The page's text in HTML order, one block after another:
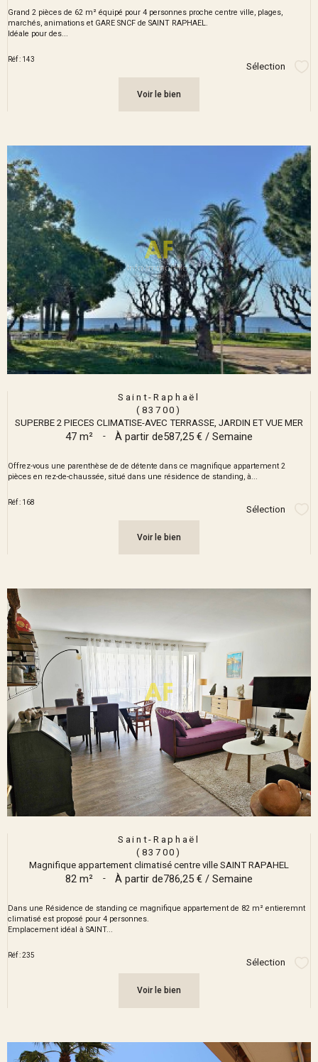
Grand 2 pièces de 62 m² équipé pour 4 personnes proche centre ville, plages,
marchés, animations et GARE SNCF de SAINT RAPHAEL.
Idéale pour des...
Réf : 143
Sélection
Voir le bien
Saint-Raphaël
(83700)
SUPERBE 2 PIECES CLIMATISE-AVEC TERRASSE, JARDIN ET VUE MER
47 m² - À partir de587,25 € / Semaine
Offrez-vous une parenthèse de de détente dans ce magnifique appartement 2
pièces en rez-de-chaussée, situé dans une résidence de standing, à...
Réf : 168
Sélection
Voir le bien
Saint-Raphaël
(83700)
Magnifique appartement climatisé centre ville SAINT RAPAHEL
82 m² - À partir de786,25 € / Semaine
Dans une Résidence de standing ce magnifique appartement de 82 m² entieremnt
climatisé est proposé pour 4 personnes.
Emplacement idéal à SAINT...
Réf : 235
Sélection
Voir le bien